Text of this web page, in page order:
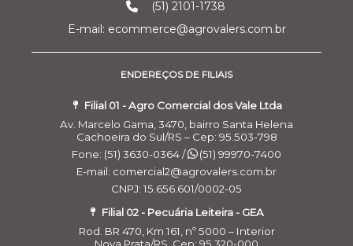
(51) 2101-1738
E-mail: ecommerce@agrovalers.com.br
ENDEREÇOS DE FILIAIS
Filial 01 - Agro Comercial dos Vale Ltda
Av. Marcelo Gama, 3470, bairro Santa Helena
Cachoeira do Sul/RS – Cep: 95.503-798
Fone: (51) 3630-0364 /
(51) 99970-7400
E-mail: comercial2@agrovalers.com.br
CNPJ: 15.656.601/0002-05
Filial 02 - Pecuária Leiteira - GEA
Rod. BR 470, Km 161, nº 5000 – Interior
Nova Prata/RS, Cep: 95.320-000